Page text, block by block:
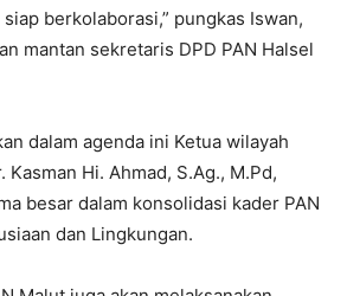
berkolaborasi,” pungkas Iswan,
mantan sekretaris DPD PAN Halsel
dalam agenda ini Ketua wilayah
Kasman Hi. Ahmad, S.Ag., M.Pd,
besar dalam konsolidasi kader PAN
dan Lingkungan.